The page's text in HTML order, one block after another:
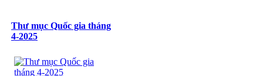
Thư mục Quốc gia tháng
4-2025